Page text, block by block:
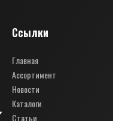
Ссылки
Главная
Ассортимент
Новости
Каталоги
Статьи